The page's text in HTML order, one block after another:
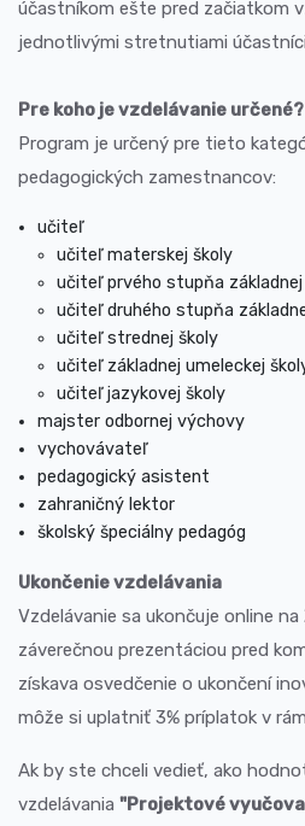
účastníkom ešte pred začiatkom
jednotlivými stretnutiami
Pre koho je vzdelávanie určené?
Program je určený pre tieto
pedagogických zamestnancov:
učiteľ
učiteľ materskej školy
učiteľ prvého stupňa základnej
učiteľ druhého stupňa
učiteľ strednej školy
učiteľ základnej umeleckej
učiteľ jazykovej školy
majster odbornej výchovy
vychovávateľ
pedagogický asistent
zahraničný lektor
školský špeciálny pedagóg
Ukončenie vzdelávania
Vzdelávanie sa ukončuje online
záverečnou prezentáciou pred
získava osvedčenie o ukončení
môže si uplatniť 3% príplatok v
Ak by ste chceli vedieť, ako
vzdelávania "Projektové